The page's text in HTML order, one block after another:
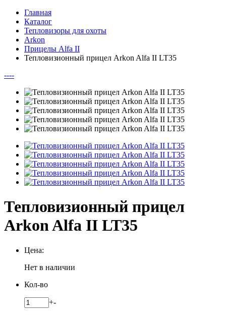
Главная
Каталог
Тепловизоры для охоты
Arkon
Прицелы Alfa II
Тепловизионный прицел Arkon Alfa II LT35
----
Тепловизионный прицел
Arkon Alfa II LT35
Цена:
Нет в наличии
Кол-во
+-